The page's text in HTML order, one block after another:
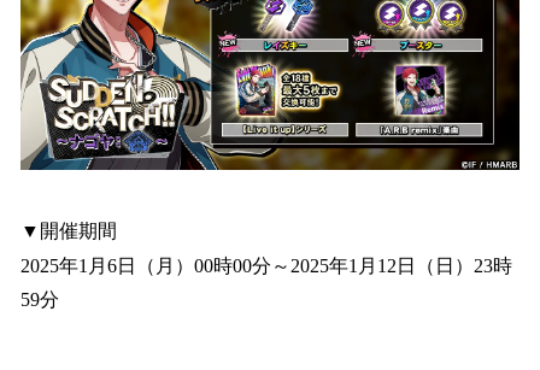
▼開催期間
2025年1月6日（月）00時00分～2025年1月12日（日）23時
59分